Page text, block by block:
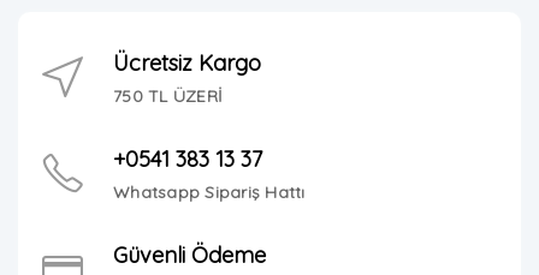
Ücretsiz Kargo
750 TL ÜZERİ
+0541 383 13 37
Whatsapp Sipariş Hattı
Güvenli Ödeme